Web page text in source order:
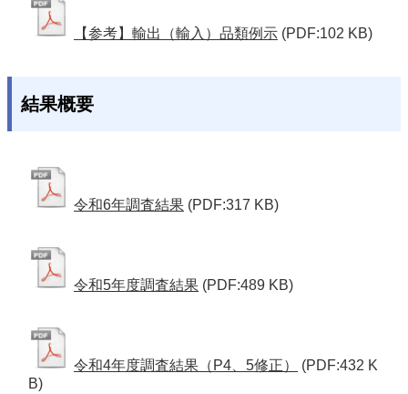
【参考】輸出（輸入）品類例示 (PDF:102 KB)
結果概要
令和6年調査結果 (PDF:317 KB)
令和5年度調査結果 (PDF:489 KB)
令和4年度調査結果（P4、5修正）
(PDF:432 K
B)